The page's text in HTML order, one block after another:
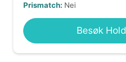
Prismatch: Nei
Besøk